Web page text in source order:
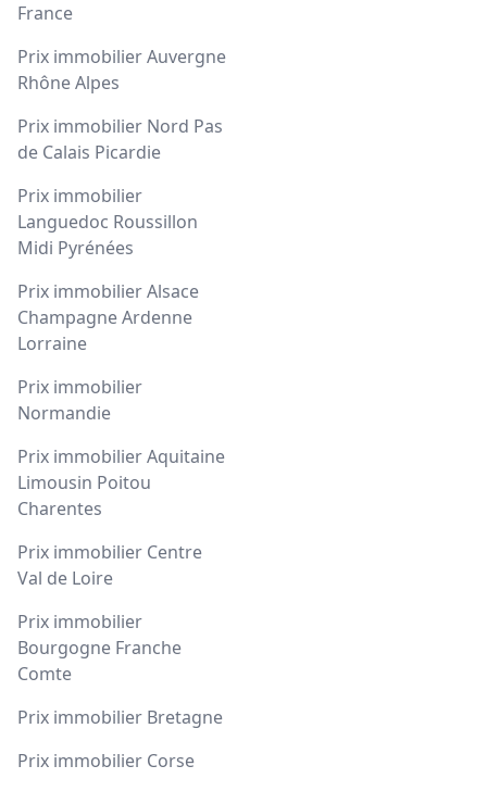
France
Prix immobilier Auvergne
Rhône Alpes
Prix immobilier Nord Pas
de Calais Picardie
Prix immobilier
Languedoc Roussillon
Midi Pyrénées
Prix immobilier Alsace
Champagne Ardenne
Lorraine
Prix immobilier
Normandie
Prix immobilier Aquitaine
Limousin Poitou
Charentes
Prix immobilier Centre
Val de Loire
Prix immobilier
Bourgogne Franche
Comte
Prix immobilier Bretagne
Prix immobilier Corse